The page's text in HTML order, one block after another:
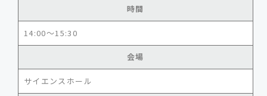
時間
14:00～15:30
会場
サイエンスホール